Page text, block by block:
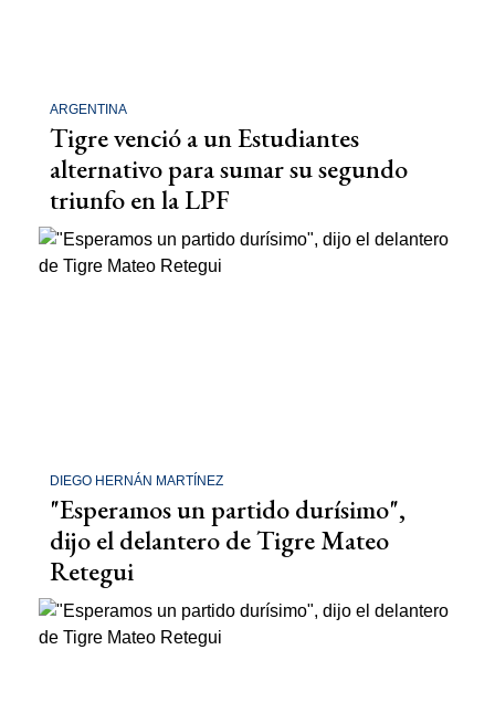
ARGENTINA
Tigre venció a un Estudiantes
alternativo para sumar su segundo
triunfo en la LPF
DIEGO HERNÁN MARTÍNEZ
"Esperamos un partido durísimo",
dijo el delantero de Tigre Mateo
Retegui